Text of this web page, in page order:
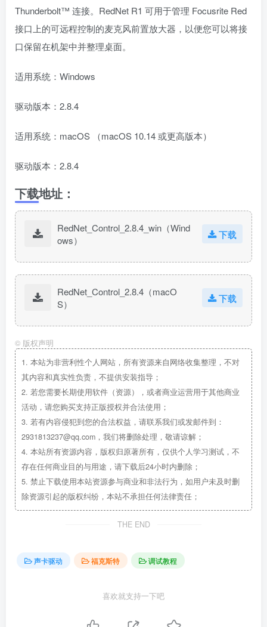
Thunderbolt™ 连接。RedNet R1 可用于管理 Focusrite Red
接口上的可远程控制的麦克风前置放大器，以便您可以将接
口保留在机架中并整理桌面。
适用系统：Windows
驱动版本：2.8.4
适用系统：macOS （macOS 10.14 或更高版本）
驱动版本：2.8.4
下载地址：
RedNet_Control_2.8.4_win（Wind
ows）
下载
RedNet_Control_2.8.4（macO
S）
下载
© 版权声明
1. 本站为非营利性个人网站，所有资源来自网络收集整理，不对
其内容和真实性负责，不提供安装指导；
2. 若您需要长期使用软件（资源），或者商业运营用于其他商业
活动，请您购买支持正版授权并合法使用；
3. 若有内容侵犯到您的合法权益，请联系我们或发邮件到：
2931813237@qq.com，我们将删除处理，敬请谅解；
4. 本站所有资源内容，版权归原著所有，仅供个人学习测试，不
存在任何商业目的与用途，请下载后24小时内删除；
5. 禁止下载使用本站资源参与商业和非法行为，如用户未及时删
除资源引起的版权纠纷，本站不承担任何法律责任；
THE END
声卡驱动 福克斯特 调试教程
喜欢就支持一下吧